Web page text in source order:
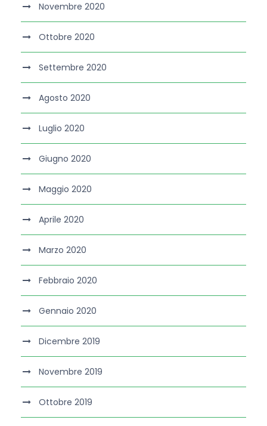
Novembre 2020
Ottobre 2020
Settembre 2020
Agosto 2020
Luglio 2020
Giugno 2020
Maggio 2020
Aprile 2020
Marzo 2020
Febbraio 2020
Gennaio 2020
Dicembre 2019
Novembre 2019
Ottobre 2019